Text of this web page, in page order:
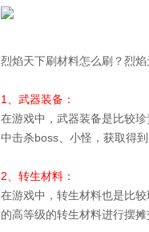
烈焰天下刷材料怎么刷？烈
1、武器装备：
在游戏中，武器装备是比较
中击杀boss、小怪，获取得
2、转生材料：
在游戏中，转生材料也是比
的高等级的转生材料进行摆